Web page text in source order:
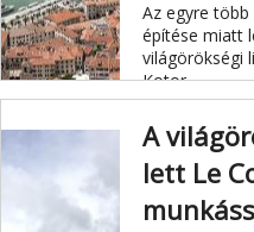
Az egyre
építése miatt
világörökségi
Kotor.
A
lett Le